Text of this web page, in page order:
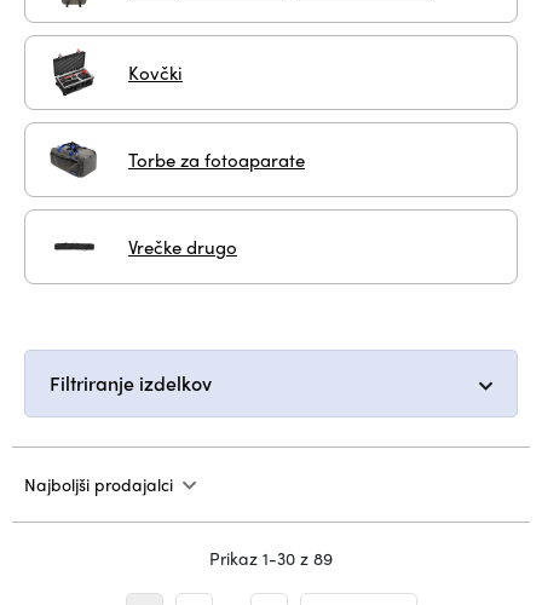
Kovčki
Torbe za fotoaparate
Vrečke drugo
Filtriranje izdelkov
Najboljši prodajalci
Prikaz 1-30 z 89